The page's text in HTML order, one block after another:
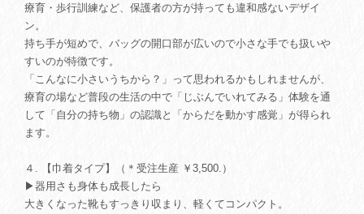
療育・歩行訓練など、保護者の方が持っても違和感ないデザイ
ン。
持ち手が短めで、バッグの開口部が広いので小さな手でも扱いや
すいのが特徴です。
「こんなに小さいうちから？」って思われるかもしれませんが、
療育の場など普段の生活の中で「じぶんでいれてみる」体験を通
して「自分の持ち物」の認識と「からだを動かす感覚」が得られ
ます。
４. 【巾着タイプ】（＊受注生産 ￥3,500.）
▶器用さも身体も成長したら
大きくなった靴もすっきり収まり、軽くてコンパクト。